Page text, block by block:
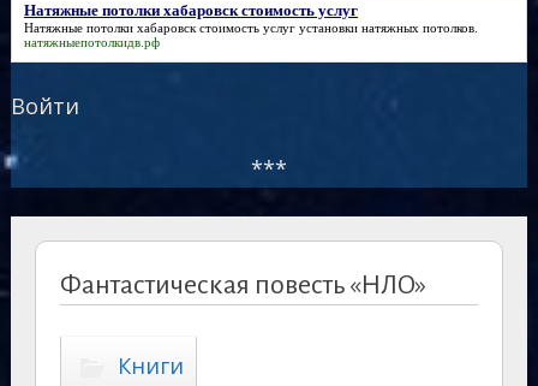
Натяжные потолки хабаровск стоимость услуг
Натяжные потолки хабаровск стоимость услугустановки натяжных потолков.
натяжныепотолкидв.рф
Войти
***
Фантастическая повесть «НЛО»
Книги